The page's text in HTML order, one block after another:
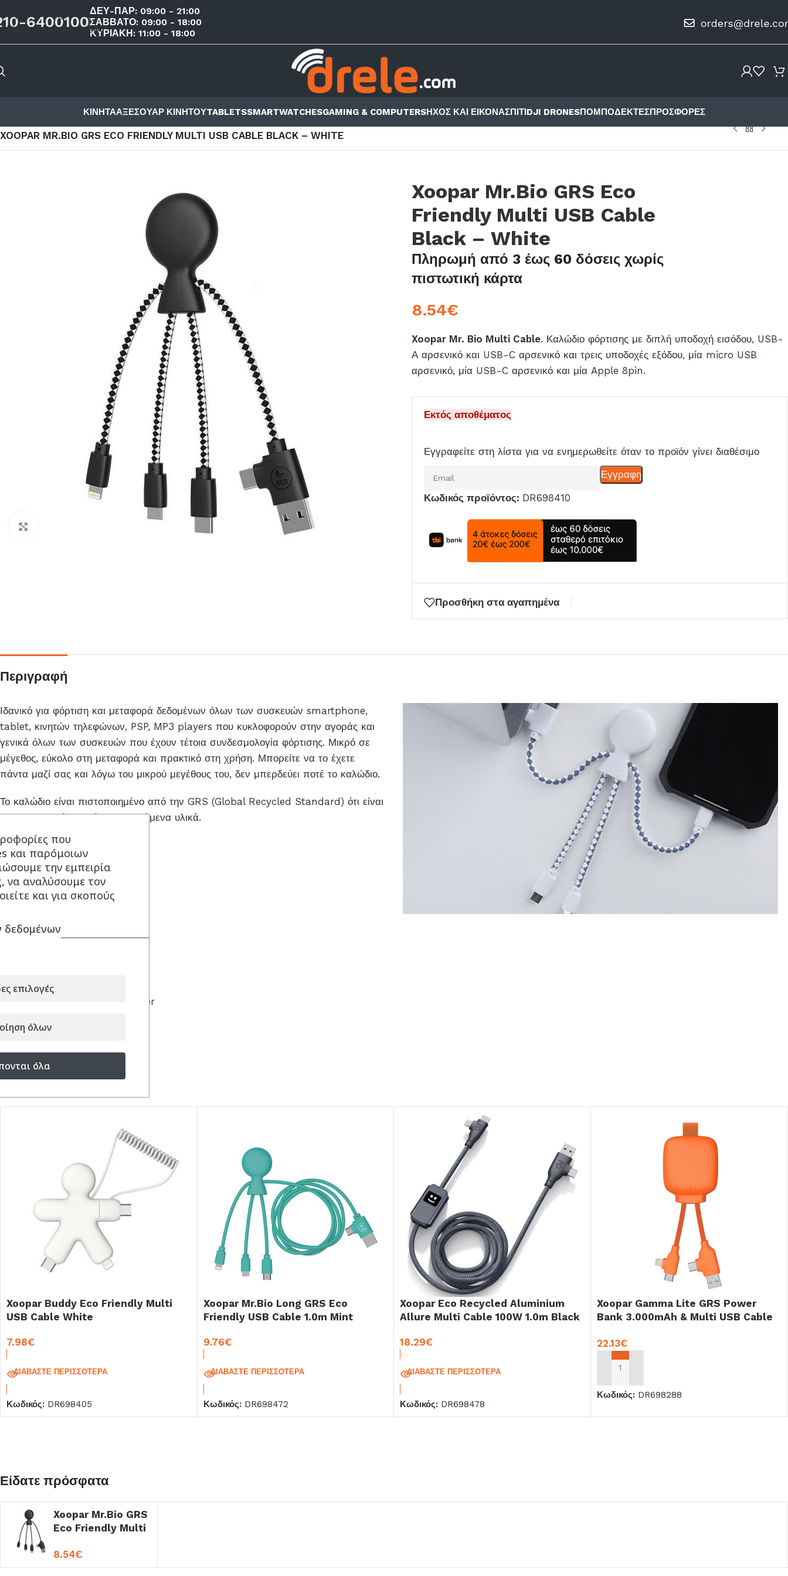
Skip to main content
6400100
ΔΕΥ-ΠΑΡ: 09:00 - 21:00
ΣΑΒΒΑΤΟ: 09:00 - 18:00
ΚΥΡΙΑΚΗ: 11:00 - 18:00
ΚΙΝΗΤΑΑΞΕΣΟΥΑΡ ΚΙΝΗΤΟΥTABLETSSMARTWATCHESGAMING & COMPUTERSΗΧΟΣ ΚΑΙ ΕΙΚΟΝΑΣΠΙΤΙDJI DRONESΠΟΜΠΟΔΈΚΤΕΣΠΡΟΣΦΟΡΈΣ
XOOPAR MR.BIO GRS ECO FRIENDLY MULTI USB CABLE BLACK – WHITE
Xoopar Mr.Bio GRS Eco
Friendly Multi USB Cable
Black – White
Πληρωμή από 3 έως 60 δόσεις χωρίς
πιστωτική κάρτα
8.54€
Xoopar Mr. Bio Multi Cable. Καλώδιο φόρτισης με διπλή υποδοχή εισόδου, USB-
Α αρσενικό και USB-C αρσενικό και τρεις υποδοχές εξόδου, μία micro USB
αρσενικό, μία USB-C αρσενικό και μία Apple 8pin.
Εκτός αποθέματος
Εγγραφείτε στη λίστα για να ενημερωθείτε όταν το προϊόν γίνει διαθέσιμο
email
για
να
αναμονής
το
Εγγραφη
Κωδικός προϊόντος: DR698410
Προσθήκη στα αγαπημένα
Περιγραφή
Ιδανικό για φόρτιση και μεταφορά δεδομένων όλων των συσκευών smartphone,
tablet, κινητών τηλεφώνων, PSP, MP3 players που κυκλοφορούν στην αγοράς και
γενικά όλων των συσκευών που έχουν τέτοια συνδεσμολογία φόρτισης. Μικρό σε
μέγεθος, εύκολο στη μεταφορά και πρακτικό στη χρήση. Μπορείτε να το έχετε
πάντα μαζί σας και λόγω του μικρού μεγέθους του, δεν μπερδεύει ποτέ το καλώδιο.
Το καλώδιο είναι πιστοποιημένο από την GRS (Global Recycled Standard) ότι είναι
κατασκευασμένο από βιοδιασπώμενα υλικά.
Τεχνικά Χαρακτηριστικά:
Βάρος: 12 gr
Συσκευασία: Eco FSC Box Blister
Xoopar Buddy Eco Friendly Multi
USB Cable White
7.98€
ΔΙΑΒΆΣΤΕ ΠΕΡΙΣΣΌΤΕΡΑ
Κωδικός: DR698405
Xoopar Mr.Bio Long GRS Eco
Friendly USB Cable 1.0m Mint
9.76€
ΔΙΑΒΆΣΤΕ ΠΕΡΙΣΣΌΤΕΡΑ
Κωδικός: DR698472
Xoopar Eco Recycled Aluminium
Allure Multi Cable 100W 1.0m Black
18.29€
ΔΙΑΒΆΣΤΕ ΠΕΡΙΣΣΌΤΕΡΑ
Κωδικός: DR698478
Xoopar Gamma Lite GRS Power
Bank 3.000mAh & Multi USB Cable
22.13€
ΠΡΟΣΘΉΚΗ ΣΤΟ ΚΑΛΆΘΙ
Κωδικός: DR698288
Είδατε πρόσφατα
Xoopar Mr.Bio GRS
Eco Friendly Multi
White
8.54€
που
και παρόμοιων
την εμπειρία
να αναλύσουμε τον
και για σκοπούς
επιλογές
όλων
όλα